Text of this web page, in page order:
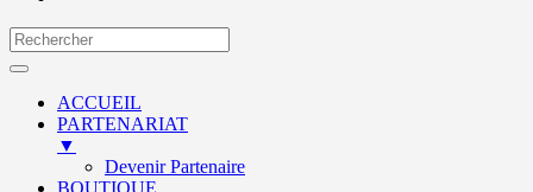
ACCUEIL
PARTENARIAT
▼
Devenir Partenaire
BOUTIQUE